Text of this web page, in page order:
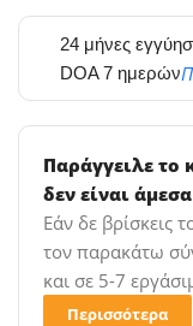
24 μήνες
DOA 7 ημερών
Παράγγειλε το
δεν είναι
Εάν δε βρίσκεις
τον παρακάτω
και σε 5-7
Περισσότερα